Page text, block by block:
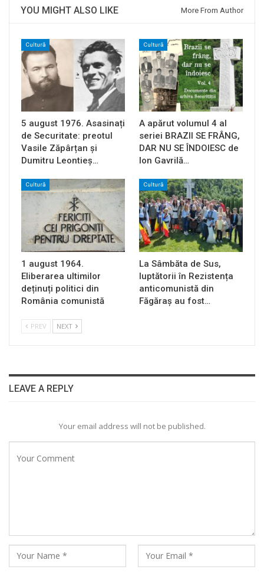
YOU MIGHT ALSO LIKE More From Author
Cultură
5 august 1976. Asasinați
de Securitate: preotul
Vasile Zăpârțan și
Dumitru Leontieș…
Cultură
A apărut volumul 4 al
seriei BRAZII SE FRÂNG,
DAR NU SE ÎNDOIESC de
Ion Gavrilă…
Cultură
1 august 1964.
Eliberarea ultimilor
deținuți politici din
România comunistă
Cultură
La Sâmbăta de Sus,
luptătorii în Rezistența
anticomunistă din
Făgăraș au fost…
PREV NEXT
LEAVE A REPLY
Your email address will not be published.